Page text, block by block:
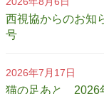
西視協からのお知
号
2026年7月17日
猫の足あと 2026